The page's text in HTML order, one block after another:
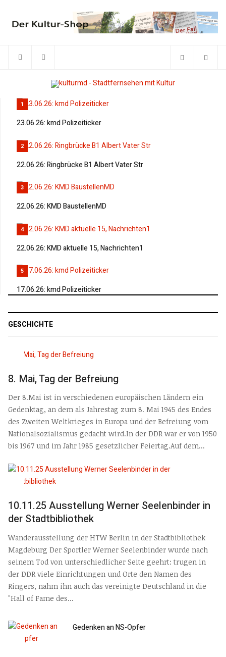
1
23.06.26: kmd Polizeiticker
2
22.06.26: Ringbrücke B1 Albert Vater Str
3
22.06.26: KMD BaustellenMD
4
22.06.26: KMD aktuelle 15, Nachrichten1
5
17.06.26: kmd Polizeiticker
GESCHICHTE
8. Mai, Tag der Befreiung
Der 8.Mai ist in verschiedenen europäischen Ländern ein
Gedenktag, an dem als Jahrestag zum 8. Mai 1945 des Endes
des Zweiten Weltkrieges in Europa und der Befreiung vom
Nationalsozialismus gedacht wird.In der DDR war er von 1950
bis 1967 und im Jahr 1985 gesetzlicher Feiertag.Auf dem...
10.11.25 Ausstellung Werner Seelenbinder in
der Stadtbibliothek
Wanderausstellung der HTW Berlin in der Stadtbibliothek
Magdeburg Der Sportler Werner Seelenbinder wurde nach
seinem Tod von unterschiedlicher Seite geehrt: trugen in
der DDR viele Einrichtungen und Orte den Namen des
Ringers, nahm ihn auch das vereinigte Deutschland in die
"Hall of Fame des...
Gedenken an NS-Opfer